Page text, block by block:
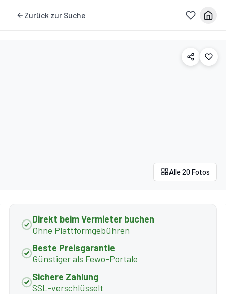
Zurück zur Suche
Alle 20 Fotos
Direkt beim Vermieter buchen
Ohne Plattformgebühren
Beste Preisgarantie
Günstiger als Fewo-Portale
Sichere Zahlung
SSL-verschlüsselt